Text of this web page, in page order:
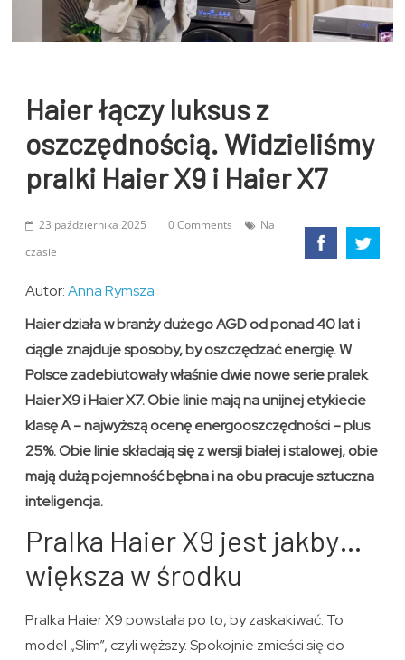
Haier łączy luksus z
oszczędnością. Widzieliśmy
pralki Haier X9 i Haier X7
23 października 2025 0 Comments
Na
czasie
Autor:Anna Rymsza
Haier działa w branży dużego AGD od ponad 40 lat i
ciągle znajduje sposoby, by oszczędzać energię. W
Polsce zadebiutowały właśnie dwie nowe serie pralek
Haier X9 i Haier X7. Obie linie mają na unijnej etykiecie
klasę A – najwyższą ocenę energooszczędności – plus
25%. Obie linie składają się z wersji białej i stalowej, obie
mają dużą pojemność bębna i na obu pracuje sztuczna
inteligencja.
Pralka Haier X9 jest jakby…
większa w środku
Pralka Haier X9 powstała po to, by zaskakiwać. To
model „Slim”, czyli węższy. Spokojnie zmieści się do